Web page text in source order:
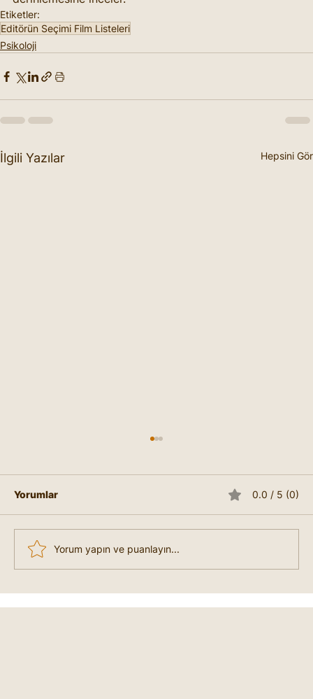
Etiketler:
Editörün Seçimi Film Listeleri
Psikoloji
İlgili Yazılar Hepsini Gör
Yorumlar 0.0 / 5 (0)
Yorum yapın ve puanlayın...